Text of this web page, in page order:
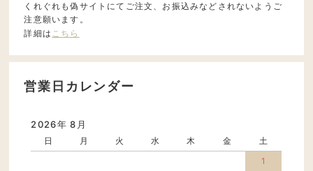
くれぐれも偽サイトにてご注文、お振込みなどされないようご
注意願います。
詳細は こちら
営業日カレンダー
2026年 8月
日 月 火 水 木 金
土
1